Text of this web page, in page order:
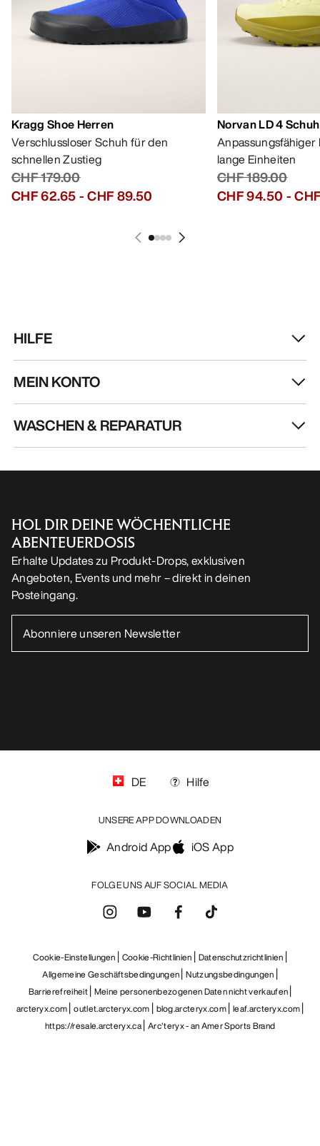
Kragg Shoe Herren
Verschlussloser Schuh für den
schnellen Zustieg
CHF 179.00
CHF 62.65-CHF 89.50
Norvan LD 4
lange Einheiten
CHF 189.00
CHF 94.50 -
HILFE
MEIN KONTO
WASCHEN & REPARATUR
HOL DIR DEINE WÖCHENTLICHE
ABENTEUERDOSIS
Erhalte Updates zu Produkt-Drops, exklusiven
Angeboten, Events und mehr – direkt in deinen
Posteingang.
FOLGE UNS AUF SOCIAL MEDIA
DE Hilfe
UNSERE APP DOWNLOADEN
Android App iOS App
Cookie-Einstellungen Cookie-Richtlinien Datenschutzrichtlinien
Allgemeine Geschäftsbedingungen Nutzungsbedingungen
Barrierefreiheit Meine personenbezogenen Daten nicht verkaufen
arcteryx.com outlet.arcteryx.com blog.arcteryx.com leaf.arcteryx.com
https://resale.arcteryx.ca Arc'teryx - an Amer Sports Brand